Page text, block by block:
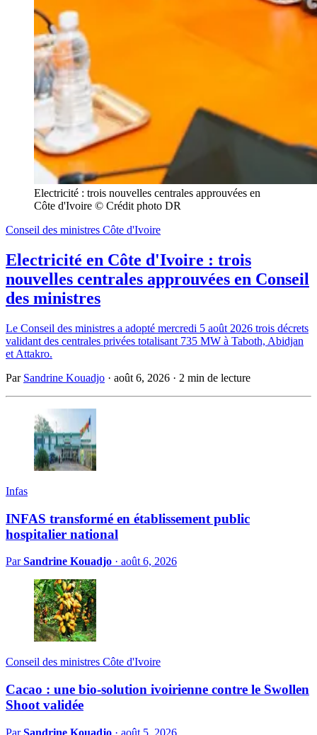
Electricité : trois nouvelles centrales approuvées en
Côte d'Ivoire © Crédit photo DR
Conseil des ministres Côte d'Ivoire
Electricité en Côte d'Ivoire : trois
nouvelles centrales approuvées en Conseil
des ministres
Le Conseil des ministres a adopté mercredi 5 août 2026 trois décrets
validant des centrales privées totalisant 735 MW à Taboth, Abidjan
et Attakro.
Par Sandrine Kouadjo · août 6, 2026 · 2 min de lecture
Infas
INFAS transformé en établissement public
hospitalier national
ParSandrine Kouadjo · août 6, 2026
Conseil des ministres Côte d'Ivoire
Cacao : une bio-solution ivoirienne contre le Swollen
Shoot validée
ParSandrine Kouadjo · août 5, 2026